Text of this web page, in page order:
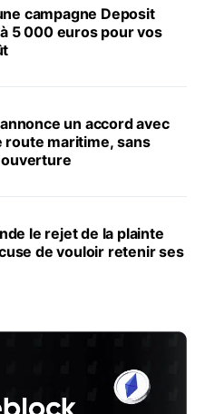
campagne Deposit
5 000 euros pour vos
un accord avec
route maritime, sans
le rejet de la plainte
de vouloir retenir ses